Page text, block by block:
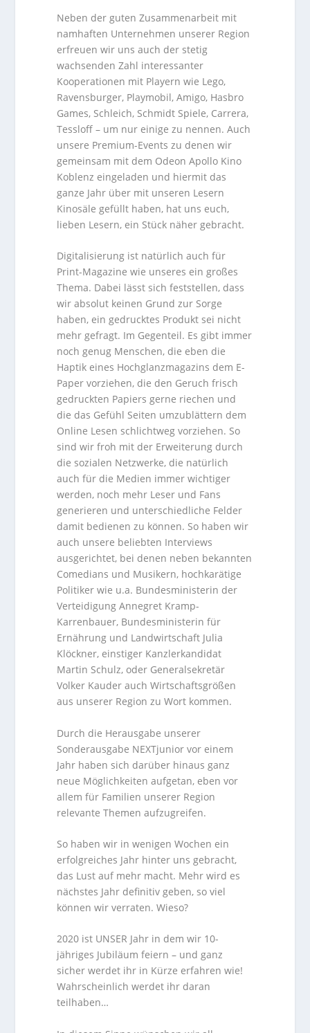
Neben der guten Zusammenarbeit mit
namhaften Unternehmen unserer Region
erfreuen wir uns auch der stetig
wachsenden Zahl interessanter
Kooperationen mit Playern wie Lego,
Ravensburger, Playmobil, Amigo, Hasbro
Games, Schleich, Schmidt Spiele, Carrera,
Tessloff – um nur einige zu nennen. Auch
unsere Premium-Events zu denen wir
gemeinsam mit dem Odeon Apollo Kino
Koblenz eingeladen und hiermit das
ganze Jahr über mit unseren Lesern
Kinosäle gefüllt haben, hat uns euch,
lieben Lesern, ein Stück näher gebracht.
Digitalisierung ist natürlich auch für
Print-Magazine wie unseres ein großes
Thema. Dabei lässt sich feststellen, dass
wir absolut keinen Grund zur Sorge
haben, ein gedrucktes Produkt sei nicht
mehr gefragt. Im Gegenteil. Es gibt immer
noch genug Menschen, die eben die
Haptik eines Hochglanzmagazins dem E-
Paper vorziehen, die den Geruch frisch
gedruckten Papiers gerne riechen und
die das Gefühl Seiten umzublättern dem
Online Lesen schlichtweg vorziehen. So
sind wir froh mit der Erweiterung durch
die sozialen Netzwerke, die natürlich
auch für die Medien immer wichtiger
werden, noch mehr Leser und Fans
generieren und unterschiedliche Felder
damit bedienen zu können. So haben wir
auch unsere beliebten Interviews
ausgerichtet, bei denen neben bekannten
Comedians und Musikern, hochkarätige
Politiker wie u.a. Bundesministerin der
Verteidigung Annegret Kramp-
Karrenbauer, Bundesministerin für
Ernährung und Landwirtschaft Julia
Klöckner, einstiger Kanzlerkandidat
Martin Schulz, oder Generalsekretär
Volker Kauder auch Wirtschaftsgrößen
aus unserer Region zu Wort kommen.
Durch die Herausgabe unserer
Sonderausgabe NEXTjunior vor einem
Jahr haben sich darüber hinaus ganz
neue Möglichkeiten aufgetan, eben vor
allem für Familien unserer Region
relevante Themen aufzugreifen.
So haben wir in wenigen Wochen ein
erfolgreiches Jahr hinter uns gebracht,
das Lust auf mehr macht. Mehr wird es
nächstes Jahr definitiv geben, so viel
können wir verraten. Wieso?
2020 ist UNSER Jahr in dem wir 10-
jähriges Jubiläum feiern – und ganz
sicher werdet ihr in Kürze erfahren wie!
Wahrscheinlich werdet ihr daran
teilhaben…